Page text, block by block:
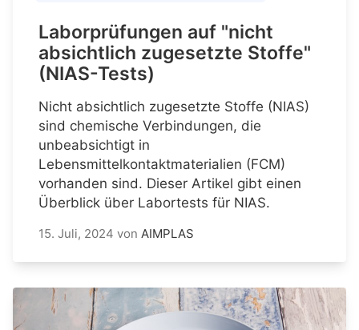
Laborprüfungen auf "nicht
absichtlich zugesetzte Stoffe"
(NIAS-Tests)
Nicht absichtlich zugesetzte Stoffe (NIAS)
sind chemische Verbindungen, die
unbeabsichtigt in
Lebensmittelkontaktmaterialien (FCM)
vorhanden sind. Dieser Artikel gibt einen
Überblick über Labortests für NIAS.
15. Juli, 2024 von AIMPLAS